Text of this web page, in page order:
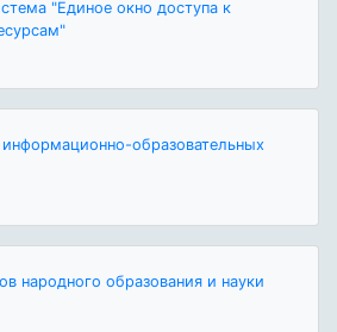
"Единое окно доступа к
образовательных
народного образования и науки